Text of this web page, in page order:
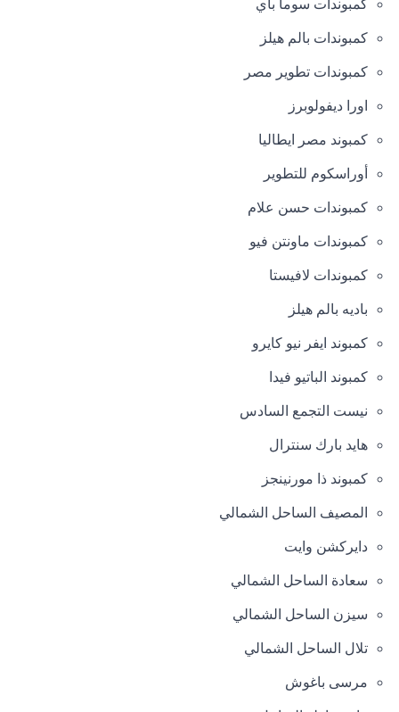
كمبوندات سوما باي
كمبوندات بالم هيلز
كمبوندات تطوير مصر
اورا ديفولوبرز
كمبوند مصر ايطاليا
أوراسكوم للتطوير
كمبوندات حسن علام
كمبوندات ماونتن فيو
كمبوندات لافيستا
باديه بالم هيلز
كمبوند ايفر نيو كايرو
كمبوند الباتيو فيدا
نيست التجمع السادس
هايد بارك سنترال
كمبوند ذا مورنينجز
المصيف الساحل الشمالي
دايركشن وايت
سعادة الساحل الشمالي
سيزن الساحل الشمالي
تلال الساحل الشمالي
مرسى باغوش